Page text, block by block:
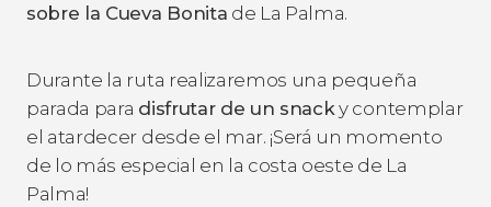
sobre la Cueva Bonita de La Palma.
Durante la ruta realizaremos una pequeña
parada para disfrutar de un snack y contemplar
el atardecer desde el mar. ¡Será un momento
de lo más especial en la costa oeste de La
Palma!